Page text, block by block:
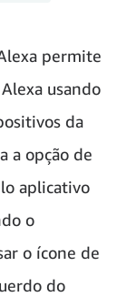
permite
usando
da
a opção de
aplicativo
o
o ícone de
do